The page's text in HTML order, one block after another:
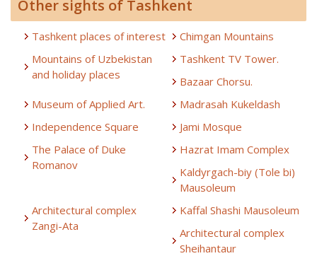
Other sights of Tashkent
Tashkent places of interest
Chimgan Mountains
Mountains of Uzbekistan
and holiday places
Tashkent TV Tower.
Bazaar Chorsu.
Museum of Applied Art.
Madrasah Kukeldash
Independence Square
Jami Mosque
The Palace of Duke
Romanov
Hazrat Imam Complex
Kaldyrgach-biy (Tole bi)
Mausoleum
Architectural complex
Zangi-Ata
Kaffal Shashi Mausoleum
Architectural complex
Sheihantaur